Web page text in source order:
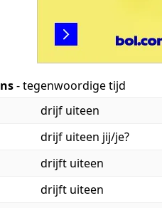
- tegenwoordige tijd
drijf uiteen
drijf uiteen jij/je?
drijft uiteen
drijft uiteen